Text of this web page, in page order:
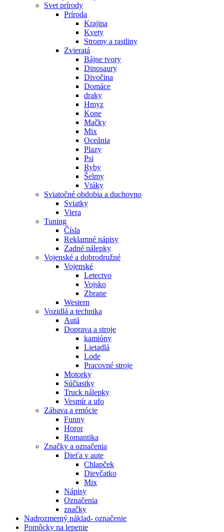
Svet prírody
Príroda
Krajina
Kvety
Stromy a rastliny
Zvieratá
Bájne tvory
Dinosaury
Divočina
Domáce
draky
Hmyz
Kone
Mačky
Mix
Oceánia
Plazy
Psi
Ryby
Šelmy
Vtáky
Sviatočné obdobia a duchovno
Sviatky
Viera
Tuning
Čísla
Reklamné nápisy
Zadné nálepky
Vojenské a dobrodružné
Vojenské
Letectvo
Vojsko
Zbrane
Western
Vozidlá a technika
Autá
Doprava a stroje
kamióny
Lietadlá
Lode
Pracovné stroje
Motorky
Súčiastky
Truck nálepky
Vesmír a ufo
Zábava a emócie
Funny
Horor
Romantika
Značky a označenia
Dieťa v aute
Chlapček
Dievčatko
Mix
Nápisy
Označenia
značky
Nadrozmerný náklad- označenie
Pomôcky na lepenie